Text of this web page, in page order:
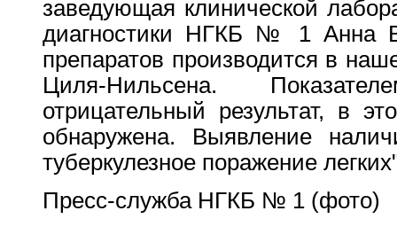
заведующая клинической
диагностики НГКБ № 1 Анна
препаратов производится в
Циля-Нильсена.
отрицательный результат, в
обнаружена. Выявление
туберкулезное поражение
Пресс-служба НГКБ № 1 (фото)